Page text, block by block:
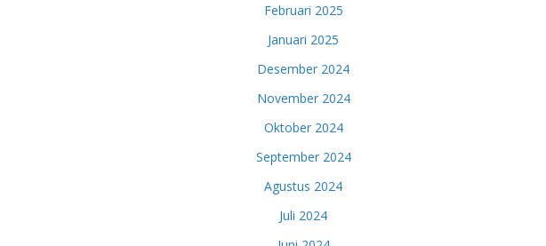
Februari 2025
Januari 2025
Desember 2024
November 2024
Oktober 2024
September 2024
Agustus 2024
Juli 2024